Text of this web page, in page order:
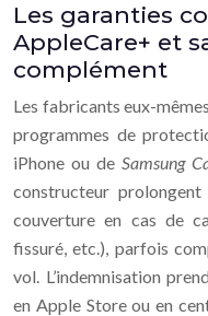
Les garanties
AppleCare+ et
complément
Les fabricants eux-
programmes de
iPhone ou de Samsung
constructeur
couverture en cas de
fissuré, etc.), parfois
vol. L’indemnisation
en Apple Store ou en